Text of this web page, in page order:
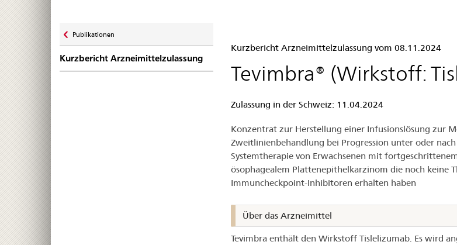
zu
Publikationen
Kurzbericht Arzneimittelzulassung
Kurzbericht
Zulassung
Tevimbra®
Kurzbericht Arzneimittelzulassung vom 08.11.2024
Tevimbra® (Wirkstoff:
Zulassung in der Schweiz: 11.04.2024
Konzentrat zur Herstellung einer Infusionslösung zur
Zweitlinienbehandlung bei Progression unter oder
Systemtherapie von Erwachsenen mit
ösophagealem Plattenepithelkarzinom die noch keine
Immuncheckpoint-Inhibitoren erhalten haben
Über das Arzneimittel
Tevimbra enthält den Wirkstoff Tislelizumab. Es wird